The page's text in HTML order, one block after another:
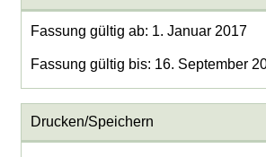
Fassung gültig ab: 1. Januar 2017
Fassung gültig bis: 16. September
Drucken/Speichern